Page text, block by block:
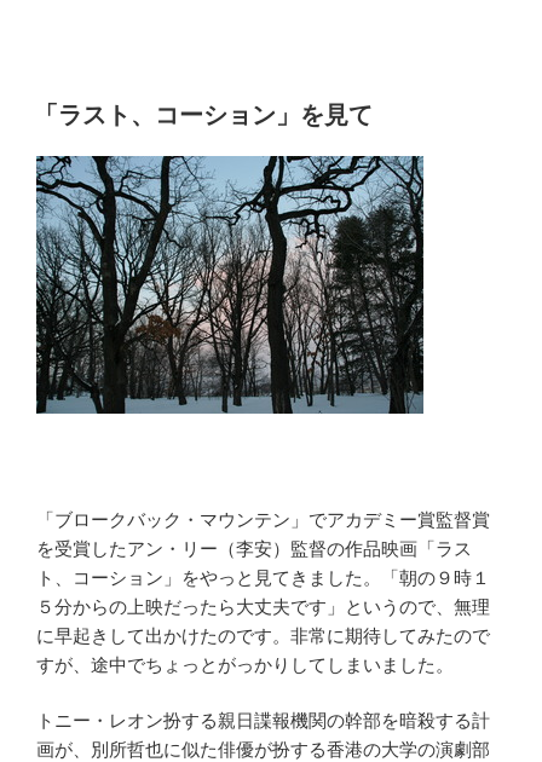
「ラスト、コーション」を見て
「ブロークバック・マウンテン」でアカデミー賞監督賞
を受賞したアン・リー（李安）監督の作品映画「ラス
ト、コーション」をやっと見てきました。「朝の９時１
５分からの上映だったら大丈夫です」というので、無理
に早起きして出かけたのです。非常に期待してみたので
すが、途中でちょっとがっかりしてしまいました。
トニー・レオン扮する親日諜報機関の幹部を暗殺する計
画が、別所哲也に似た俳優が扮する香港の大学の演劇部